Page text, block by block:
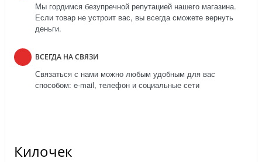
Мы гордимся безупречной репутацией нашего магазина.
Если товар не устроит вас, вы всегда сможете вернуть
деньги.
ВСЕГДА НА СВЯЗИ
Связаться с нами можно любым удобным для вас
способом: e-mail, телефон и социальные сети
Килочек